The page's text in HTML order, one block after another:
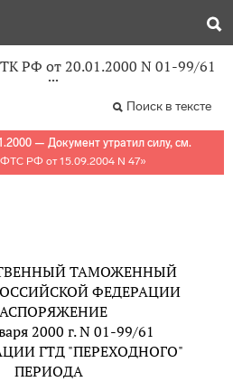
РФ от 20.01.2000 N 01-99/61
Поиск в тексте
— Документ утратил силу, см.
РФ от 15.09.2004 N 47»
ТАМОЖЕННЫЙ
ФЕДЕРАЦИИ
2000 г. N 01-99/61
ГТД "ПЕРЕХОДНОГО"
ПЕРИОДА